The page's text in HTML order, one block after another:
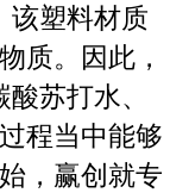
该塑料材质
质。因此，
苏打水、
程当中能够
，赢创就专